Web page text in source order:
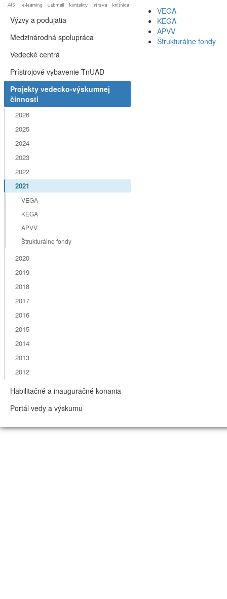
VEGA
KEGA
APVV
Štrukturálne fondy
Výzvy a podujatia
Medzinárodná spolupráca
Vedecké centrá
Prístrojové vybavenie TnUAD
Projekty vedecko-výskumnej
činnosti
2026
2025
2024
2023
2022
2021
VEGA
KEGA
APVV
Štrukturálne fondy
2020
2019
2018
2017
2016
2015
2014
2013
2012
Habilitačné a inauguračné konania
Portál vedy a výskumu